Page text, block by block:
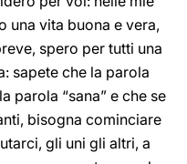
una vita buona e vera,
spero per tutti una
sapete che la parola
parola “sana” e che se
bisogna cominciare
gli uni gli altri, a